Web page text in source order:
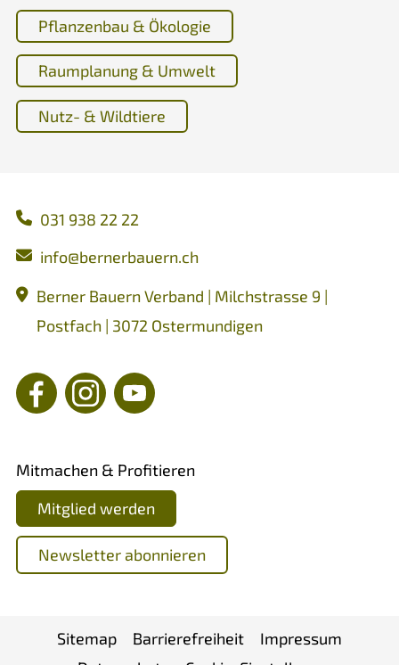
Pflanzenbau & Ökologie
Raumplanung & Umwelt
Nutz- & Wildtiere
031 938 22 22
nf
b rn rb rn ch
Berner Bauern Verband | Milchstrasse 9 |
Postfach | 3072 Ostermundigen
Mitmachen & Profitieren
Mitglied werden
Newsletter abonnieren
Sitemap Barrierefreiheit
Impressum